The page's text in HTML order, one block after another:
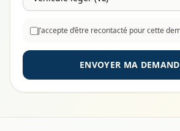
J’accepte d’être recontacté pour cette
ENVOYER MA